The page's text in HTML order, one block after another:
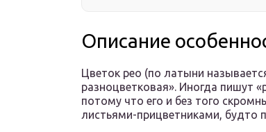
Описание
Цветок рео (по латыни
разноцветковая». Иногда пишут
потому что его и без того
листьями-прицветниками, будто